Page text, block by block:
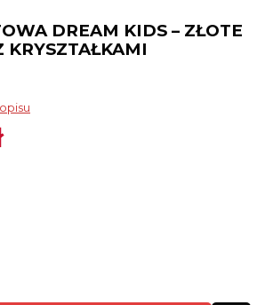
DREAM KIDS – ZŁOTE
KRYSZTAŁKAMI